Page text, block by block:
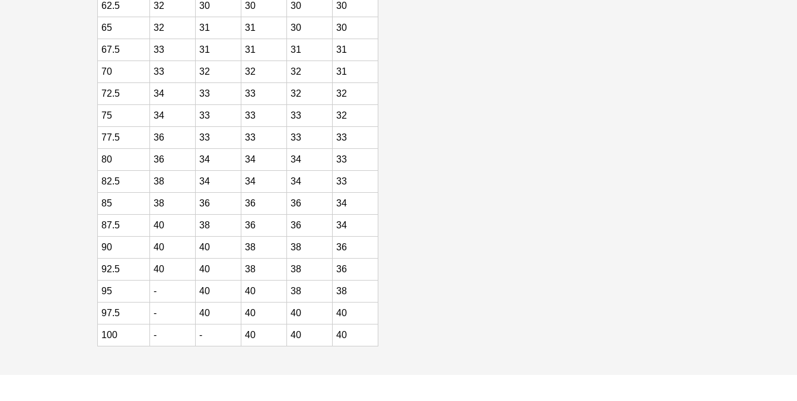
62.5 32 30 30 30 30
65 32 31 31 30 30
67.5 33 31 31 31 31
70 33 32 32 32 31
72.5 34 33 33 32 32
75 34 33 33 33 32
77.5 36 33 33 33 33
80 36 34 34 34 33
82.5 38 34 34 34 33
85 38 36 36 36 34
87.5 40 38 36 36 34
90 40 40 38 38 36
92.5 40 40 38 38 36
95 - 40 40 38 38
97.5 - 40 40 40 40
100 - - 40 40 40